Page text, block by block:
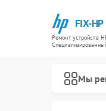
FIX-HP
Ремонт устройств
Мы